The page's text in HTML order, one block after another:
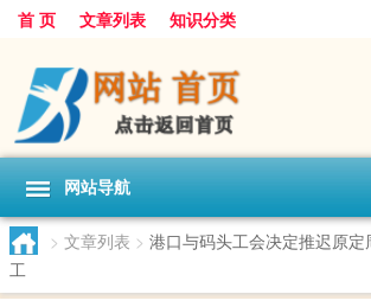
首 页 文章列表 知识分类
网站导航
> 文章列表 > 港口与码头工会决定推迟原
工